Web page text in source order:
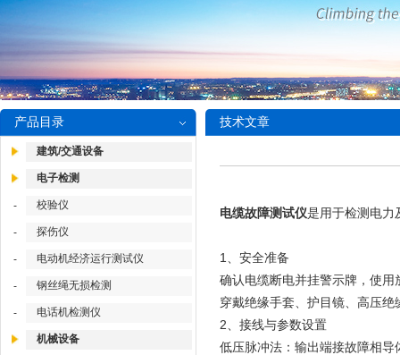
产品目录
建筑/交通设备
电子检测
- 校验仪
- 探伤仪
- 电动机经济运行测试仪
- 钢丝绳无损检测
- 电话机检测仪
机械设备
技术文章
电缆故障测试仪是用于检测电力
1、安全准备
确认电缆断电并挂警示牌，使
穿戴绝缘手套、护目镜、高压
2、接线与参数设置
低压脉冲法：输出端接故障相